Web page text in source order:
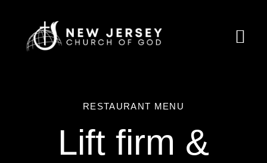
content
RESTAURANT MENU
Lift firm &